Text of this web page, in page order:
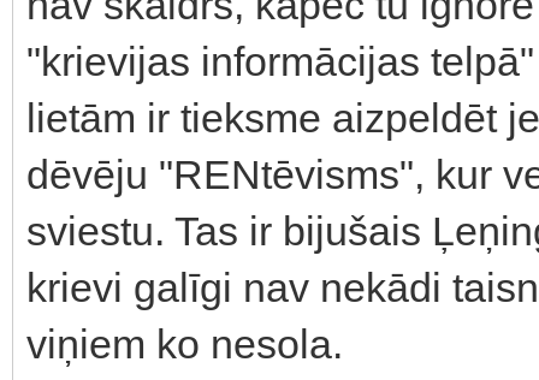
"krievijas informācijas
lietām ir tieksme aizpeldēt
dēvēju "RENtēvisms", kur
sviestu. Tas ir bijušais
krievi galīgi nav nekādi
viņiem ko nesola.